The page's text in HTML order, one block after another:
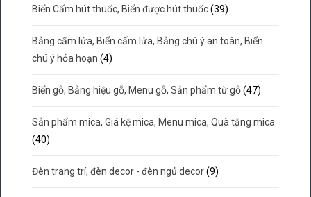
Biển Cấm hút thuốc, Biển được hút thuốc (39)
Bảng cấm lửa, Biển cấm lửa, Bảng chú ý an toàn, Biển
chú ý hỏa hoạn (4)
Biển gỗ, Bảng hiệu gỗ, Menu gỗ, Sản phẩm từ gỗ (47)
Sản phẩm mica, Giá kệ mica, Menu mica, Quà tặng mica
(40)
Đèn trang trí, đèn decor - đèn ngủ decor (9)